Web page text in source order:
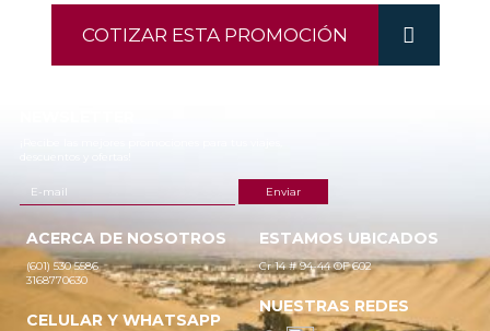
COTIZAR ESTA PROMOCIÓN
ACERCA DE NOSOTROS
(601) 530 5586
3168770630
CELULAR Y WHATSAPP
ESTAMOS UBICADOS
Cr 14 # 94-44 OF 602
NUESTRAS REDES